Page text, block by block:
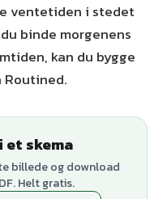
ventetiden i stedet
binde morgenens
kan du bygge
skema
billede og download
Helt gratis.